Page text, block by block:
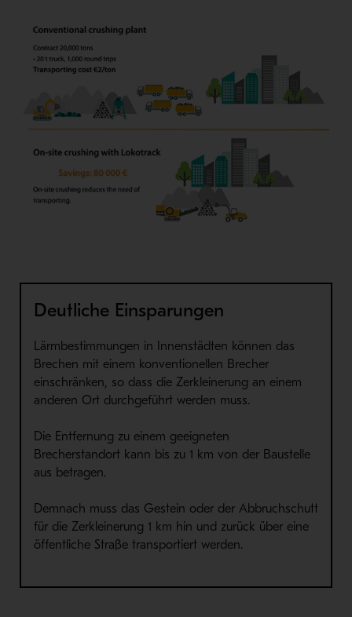
Deutliche Einsparungen
Lärmbestimmungen in Innenstädten können das
Brechen mit einem konventionellen Brecher
einschränken, so dass die Zerkleinerung an einem
anderen Ort durchgeführt werden muss.
Die Entfernung zu einem geeigneten
Brecherstandort kann bis zu 1 km von der Baustelle
aus betragen.
Demnach muss das Gestein oder der Abbruchschutt
für die Zerkleinerung 1 km hin und zurück über eine
öffentliche Straße transportiert werden.